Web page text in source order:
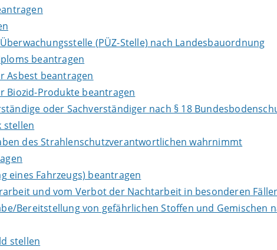
(PÜZ-Stelle) nach Landesbauordnung
beantragen
Asbest beantragen
Biozid-Produkte beantragen
oder Sachverständiger nach § 18
stellen
des Strahlenschutzverantwortlichen wahrnimmt
eines Fahrzeugs) beantragen
und vom Verbot der Nachtarbeit in besonderen
Bereitstellung von gefährlichen Stoffen und Gemischen
stellen